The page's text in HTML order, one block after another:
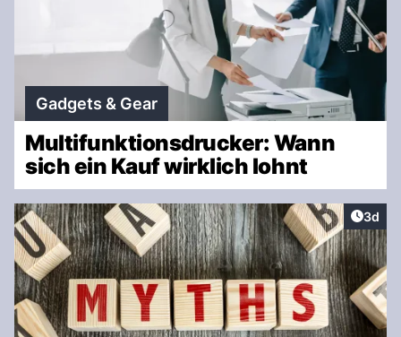
Gadgets & Gear
Multifunktionsdrucker: Wann
sich ein Kauf wirklich lohnt
3d